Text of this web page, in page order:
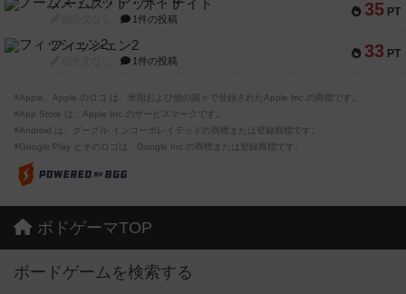
35 PT
ノームズ・アット・ナイト
1件の投稿
33 PT
フィッシェン2
1件の投稿
※Apple、Apple のロゴ は、米国および他の国々で登録されたApple Inc.の商標です。
※App Store は、Apple Inc.のサービスマークです。
※Android は、グーグル インコーポレイテッドの商標または登録商標です。
※Google Play とそのロゴは、Google Inc.の商標または登録商標です。
ボドゲーマTOP
ボードゲームを検索する